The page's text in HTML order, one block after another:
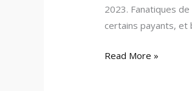
2023. Fanatiques
certains payants, et
Read More »